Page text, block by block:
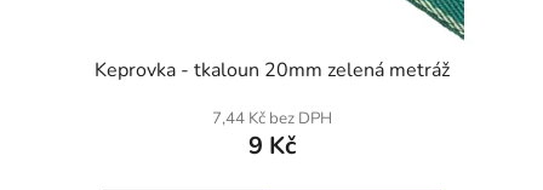
Keprovka - tkaloun 20mm zelená metráž
7,44 Kč bez DPH
9 Kč